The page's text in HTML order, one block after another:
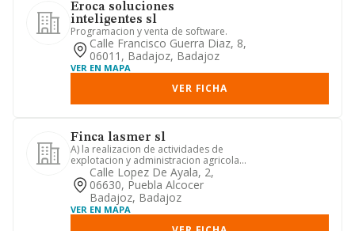
Eroca soluciones
inteligentes sl
Programacion y venta de software.
Calle Francisco Guerra Diaz, 8,
06011, Badajoz, Badajoz
VER EN MAPA
VER FICHA
Finca lasmer sl
A) la realizacion de actividades de
explotacion y administracion agricola,
ganadera, forestal y cin...
Calle Lopez De Ayala, 2,
06630, Puebla Alcocer
Badajoz, Badajoz
VER EN MAPA